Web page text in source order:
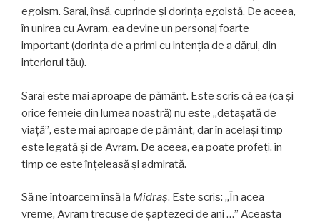
egoism. Sarai, însă, cuprinde și dorința egoistă. De aceea,
în unirea cu Avram, ea devine un personaj foarte
important (dorința de a primi cu intenția de a dărui, din
interiorul tău).
Sarai este mai aproape de pământ. Este scris că ea (ca și
orice femeie din lumea noastră) nu este „detașată de
viață”, este mai aproape de pământ, dar în același timp
este legată și de Avram. De aceea, ea poate profeți, în
timp ce este înțeleasă și admirată.
Să ne întoarcem însă la Midraș. Este scris: „În acea
vreme, Avram trecuse de șaptezeci de ani …” Aceasta